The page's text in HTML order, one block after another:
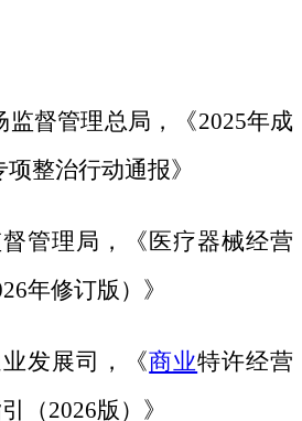
监督管理总局，《2025年成
整治行动通报》
管理局，《医疗器械经营
年修订版）》
发展司，《商业特许经营
（2026版）》